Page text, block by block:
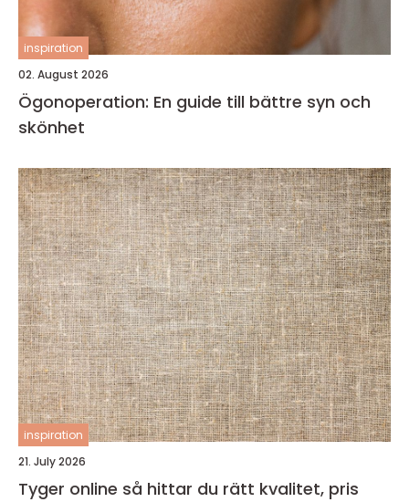
inspiration
02. August 2026
Ögonoperation: En guide till bättre syn och
skönhet
inspiration
21. July 2026
Tyger online så hittar du rätt kvalitet, pris